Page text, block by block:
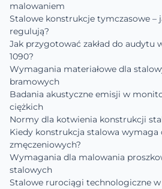
malowaniem
Stalowe konstrukcje tymczasowe –
regulują?
Jak przygotować zakład do audytu
1090?
Wymagania materiałowe dla
bramowych
Badania akustyczne emisji w
ciężkich
Normy dla kotwienia konstrukcji
Kiedy konstrukcja stalowa wymaga
zmęczeniowych?
Wymagania dla malowania
stalowych
Stalowe rurociągi technologiczne